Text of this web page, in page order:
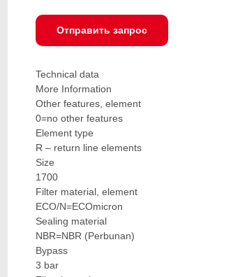
Отправить запрос
Technical data
More Information
Other features, element
0=no other features
Element type
R – return line elements
Size
1700
Filter material, element
ECO/N=ECOmicron
Sealing material
NBR=NBR (Perbunan)
Bypass
3 bar